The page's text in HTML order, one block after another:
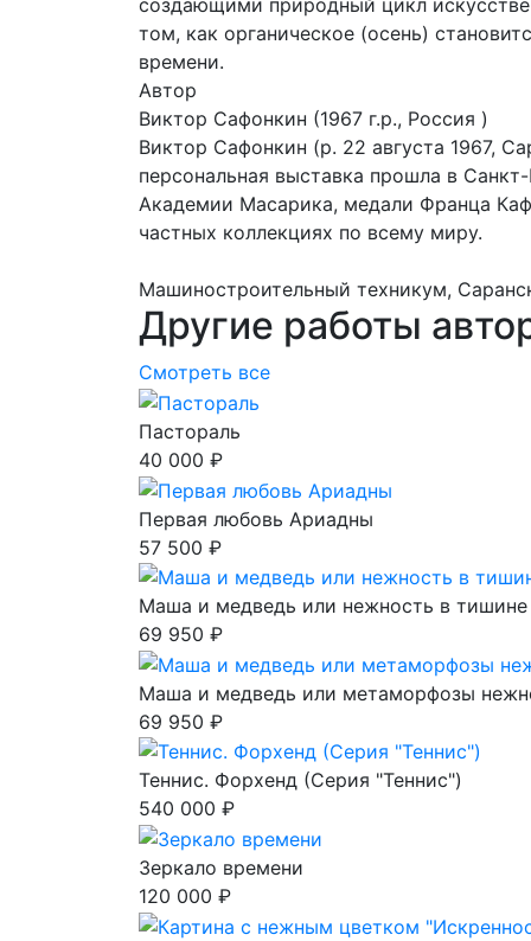
создающими природный цикл
том, как органическое (осень)
времени.
Автор
Виктор Сафонкин (1967 г.р., Россия )
Виктор Сафонкин (р. 22 августа 1967,
персональная выставка прошла в
Академии Масарика, медали Франца
частных коллекциях по всему миру.
Машиностроительный техникум,
Другие работы
Смотреть все
Пастораль
40 000 ₽
Первая любовь Ариадны
57 500 ₽
Маша и медведь или нежность в тишине
69 950 ₽
Маша и медведь или метаморфозы
69 950 ₽
Теннис. Форхенд (Серия "Теннис")
540 000 ₽
Зеркало времени
120 000 ₽